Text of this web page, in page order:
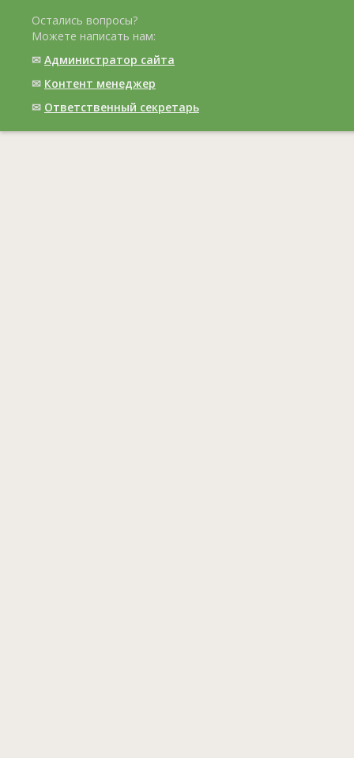
Остались вопросы?
Можете написать нам:
✉ Администратор сайта
✉ Контент менеджер
✉ Ответственный cекретарь